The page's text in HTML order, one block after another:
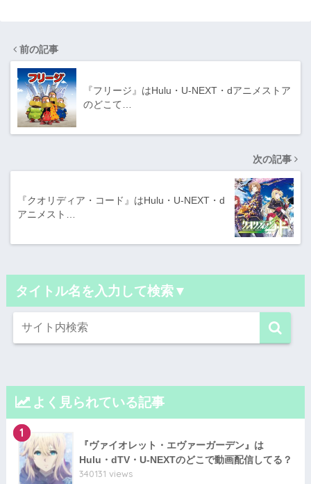
前の記事
『フリージ』はHulu・U-NEXT・dアニメストア
のどこて…
次の記事
『クオリディア・コード』はHulu・U-NEXT・d
アニメスト…
タイトル名を入力して検索▼
よく見られている記事
1
『ヴァイオレット・エヴァーガーデン』は
Hulu・dTV・U-NEXTのどこで動画配信してる？
340131 views